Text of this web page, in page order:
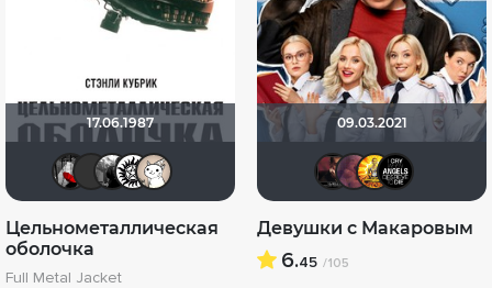
17.06.1987
Мышь БелаяЭтис Атис Аниматис
Цельнометаллическая
оболочка
Full Metal Jacket
09.03.2021
Девушки с Макаровым
6.45 /105